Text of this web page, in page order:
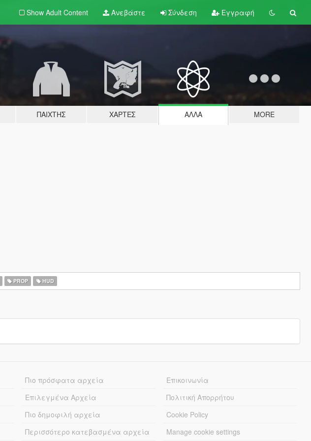
Show Adult Content Ανεβάστε Σύνδεση Εγγραφή
ΠΑΊΧΤΗΣ ΧΆΡΤΕΣ ΆΛΛΑ MORE
PROP HUD
Πιο πρόσφατα αρχεία
Επιλεγμένα Αρχεία
Πιο δημοφιλή αρχεία
Περισσότερο κατεβασμένα αρχεία
Επικοινωνία
Πολιτική Απορρήτου
Cookie Policy
Manage cookie settings